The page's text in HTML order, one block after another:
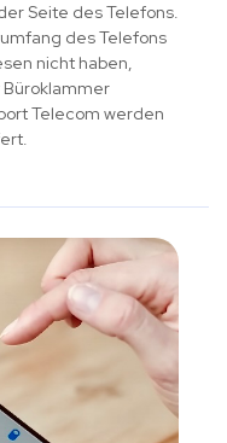
Seite des Telefons.
des Telefons
nicht haben,
Büroklammer
Telecom werden